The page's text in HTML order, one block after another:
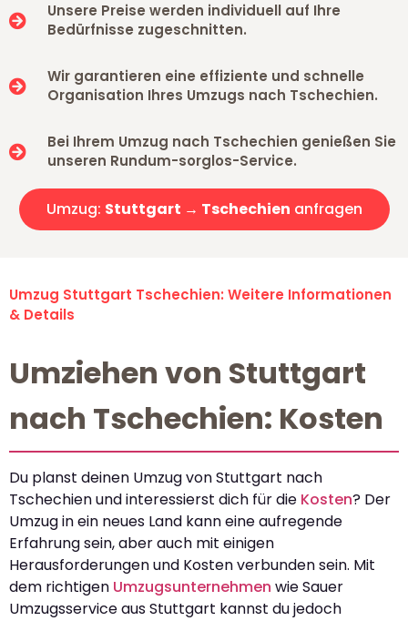
Unsere Preise werden individuell auf Ihre
Bedürfnisse zugeschnitten.
Wir garantieren eine effiziente und schnelle
Organisation Ihres Umzugs nach Tschechien.
Bei Ihrem Umzug nach Tschechien genießen Sie
unseren Rundum-sorglos-Service.
Umzug: Stuttgart → Tschechien anfragen
Umzug Stuttgart Tschechien: Weitere Informationen
& Details
Umziehen von Stuttgart
nach Tschechien: Kosten
Du planst deinen Umzug von Stuttgart nach
Tschechien und interessierst dich für die Kosten? Der
Umzug in ein neues Land kann eine aufregende
Erfahrung sein, aber auch mit einigen
Herausforderungen und Kosten verbunden sein. Mit
dem richtigen Umzugsunternehmen wie Sauer
Umzugsservice aus Stuttgart kannst du jedoch